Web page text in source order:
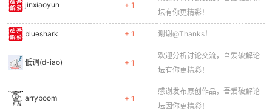
jinxiaoyun + 1
坛有你更精彩！
blueshark + 1 谢谢@Thanks！
低调(d-iao) + 1
欢迎分析讨论交流，吾爱破解论
坛有你更精彩！
arryboom + 1
感谢发布原创作品，吾爱破解论
坛因你更精彩！